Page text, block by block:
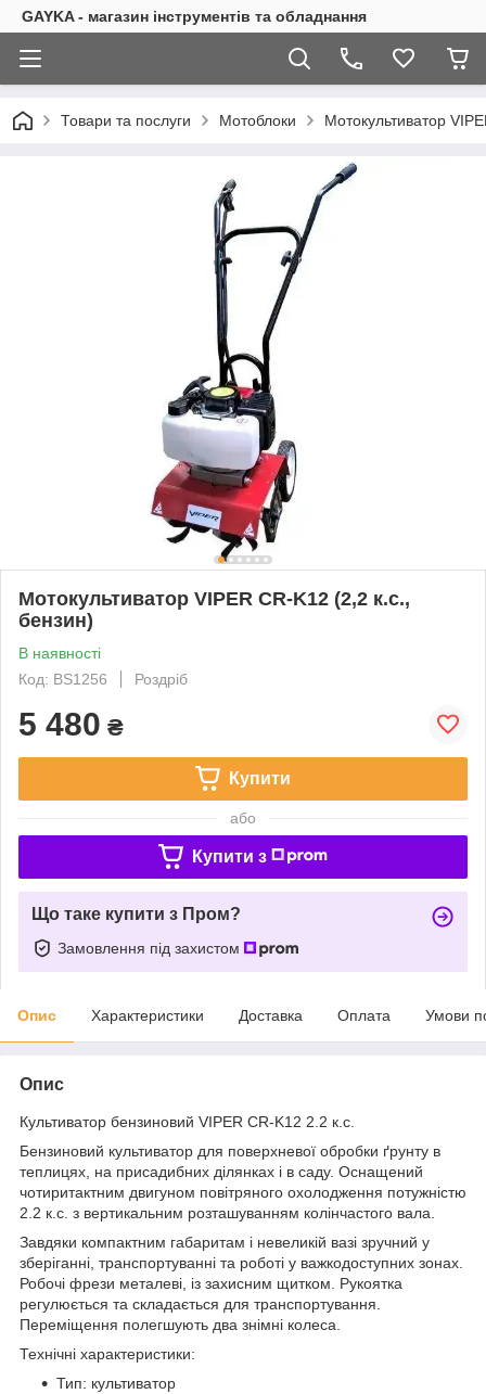
GAYKA - магазин інструментів та обладнання
Товари та послуги Мотоблоки Мотокультиватор
Мотокультиватор VIPER CR-K12 (2,2 к.с.,
бензин)
В наявності
Код: BS1256
Роздріб
5 480 ₴
Купити
або
Купити з
Що таке купити з Пром?
Замовлення під захистом
Опис Характеристики Доставка Оплата Умови
Опис
Культиватор бензиновий VIPER CR-K12 2.2 к.с.
Бензиновий культиватор для поверхневої обробки ґрунту в
теплицях, на присадибних ділянках і в саду. Оснащений
чотиритактним двигуном повітряного охолодження потужністю
2.2 к.с. з вертикальним розташуванням колінчастого вала.
Завдяки компактним габаритам і невеликій вазі зручний у
зберіганні, транспортуванні та роботі у важкодоступних зонах.
Робочі фрези металеві, із захисним щитком. Рукоятка
регулюється та складається для транспортування.
Переміщення полегшують два знімні колеса.
Технічні характеристики:
Тип: культиватор